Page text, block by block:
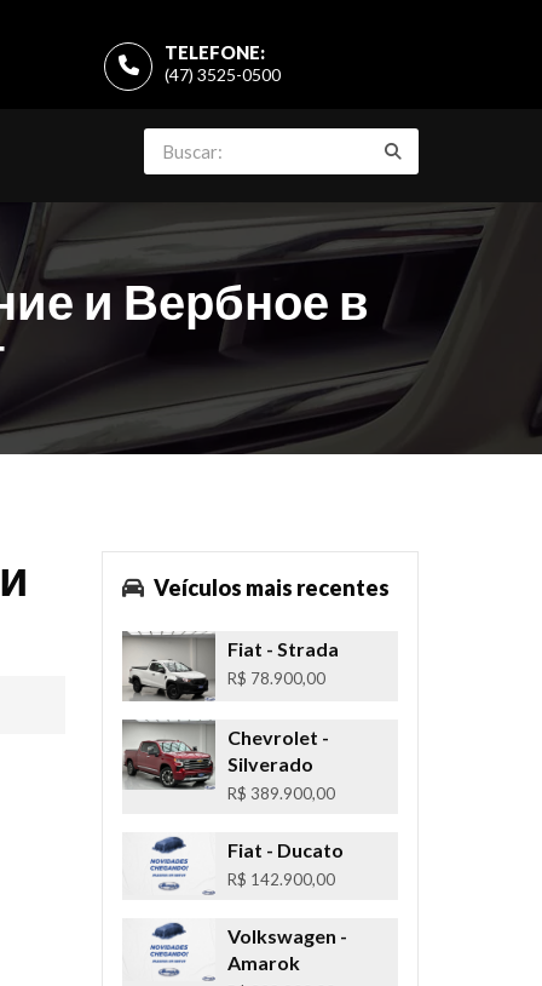
TELEFONE:
(47) 3525-0500
и Вербное в
Veículos mais recentes
Fiat - Strada
R$ 78.900,00
Chevrolet -
Silverado
R$ 389.900,00
Fiat - Ducato
R$ 142.900,00
Volkswagen -
Amarok